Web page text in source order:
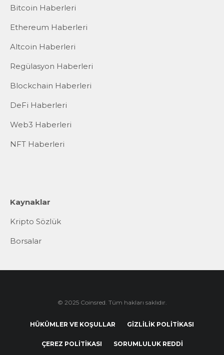
Bitcoin Haberleri
Ethereum Haberleri
Altcoin Haberleri
Regülasyon Haberleri
Blockchain Haberleri
DeFi Haberleri
Web3 Haberleri
NFT Haberleri
Kaynaklar
Kripto Sözlük
Borsalar
© 2025 Coinsred. Tüm hakları saklıdır.
HÜKÜMLER VE KOŞULLAR GIZLILIK POLITIKASI
ÇEREZ POLITIKASI SORUMLULUK REDDI